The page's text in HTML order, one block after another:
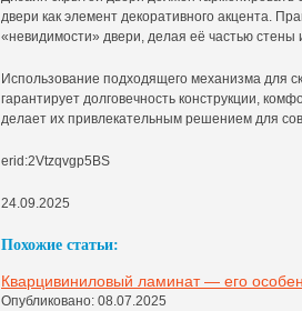
двери как элемент декоративного акцента.
«невидимости» двери, делая её частью
Использование подходящего механизма для
гарантирует долговечность конструкции,
делает их привлекательным решением для
erid:2Vtzqvgp5BS
24.09.2025
Похожие статьи:
Кварцивиниловый ламинат — его
Опубликовано: 08.07.2025